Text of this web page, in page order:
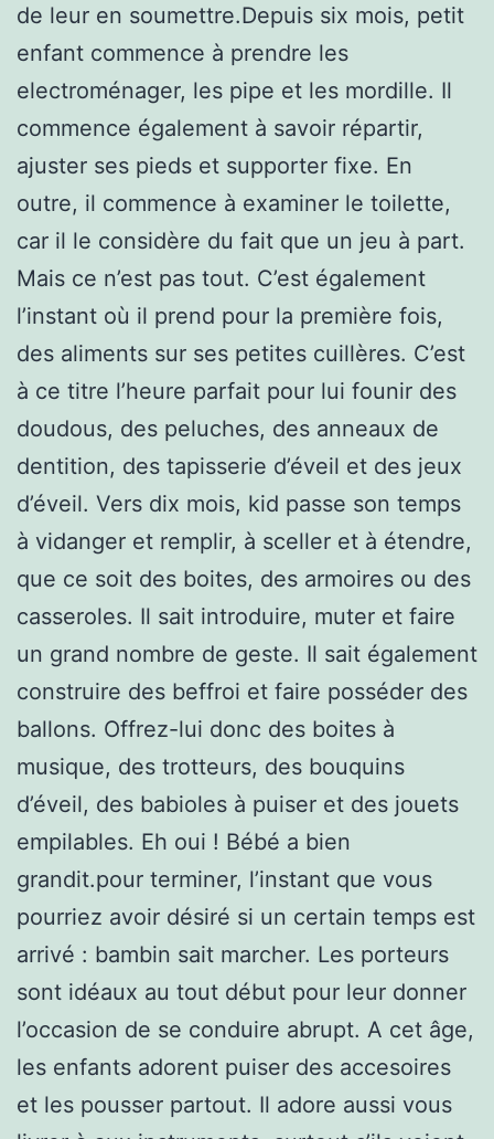
de leur en soumettre.Depuis six mois, petit
enfant commence à prendre les
electroménager, les pipe et les mordille. Il
commence également à savoir répartir,
ajuster ses pieds et supporter fixe. En
outre, il commence à examiner le toilette,
car il le considère du fait que un jeu à part.
Mais ce n’est pas tout. C’est également
l’instant où il prend pour la première fois,
des aliments sur ses petites cuillères. C’est
à ce titre l’heure parfait pour lui founir des
doudous, des peluches, des anneaux de
dentition, des tapisserie d’éveil et des jeux
d’éveil. Vers dix mois, kid passe son temps
à vidanger et remplir, à sceller et à étendre,
que ce soit des boites, des armoires ou des
casseroles. Il sait introduire, muter et faire
un grand nombre de geste. Il sait également
construire des beffroi et faire posséder des
ballons. Offrez-lui donc des boites à
musique, des trotteurs, des bouquins
d’éveil, des babioles à puiser et des jouets
empilables. Eh oui ! Bébé a bien
grandit.pour terminer, l’instant que vous
pourriez avoir désiré si un certain temps est
arrivé : bambin sait marcher. Les porteurs
sont idéaux au tout début pour leur donner
l’occasion de se conduire abrupt. A cet âge,
les enfants adorent puiser des accesoires
et les pousser partout. Il adore aussi vous